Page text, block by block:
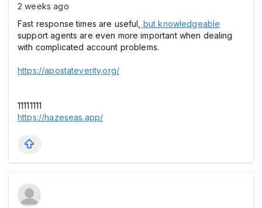
2 weeks ago
Fast response times are useful, but knowledgeable
support agents are even more important when dealing
with complicated account problems.
https://apostateverity.org/
11111111
https://hazeseas.app/